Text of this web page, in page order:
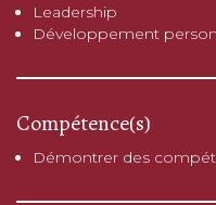
Leadership
Développement
Compétence(s)
Démontrer des